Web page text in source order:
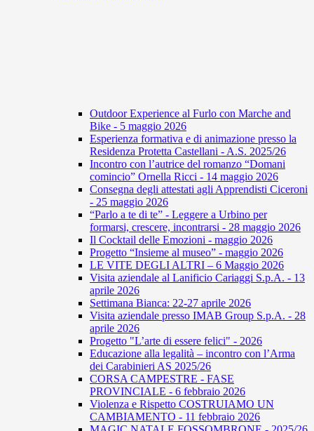
Outdoor Experience al Furlo con Marche and
Bike - 5 maggio 2026
Esperienza formativa e di animazione presso la
Residenza Protetta Castellani - A.S. 2025/26
Incontro con l’autrice del romanzo “Domani
comincio” Ornella Ricci - 14 maggio 2026
Consegna degli attestati agli Apprendisti Ciceroni
- 25 maggio 2026
“Parlo a te di te” - Leggere a Urbino per
formarsi, crescere, incontrarsi - 28 maggio 2026
Il Cocktail delle Emozioni - maggio 2026
Progetto “Insieme al museo” - maggio 2026
LE VITE DEGLI ALTRI – 6 Maggio 2026
Visita aziendale al Lanificio Cariaggi S.p.A. - 13
aprile 2026
Settimana Bianca: 22-27 aprile 2026
Visita aziendale presso IMAB Group S.p.A. - 28
aprile 2026
Progetto "L’arte di essere felici" - 2026
Educazione alla legalità – incontro con l’Arma
dei Carabinieri AS 2025/26
CORSA CAMPESTRE - FASE
PROVINCIALE - 6 febbraio 2026
Violenza e Rispetto COSTRUIAMO UN
CAMBIAMENTO - 11 febbraio 2026